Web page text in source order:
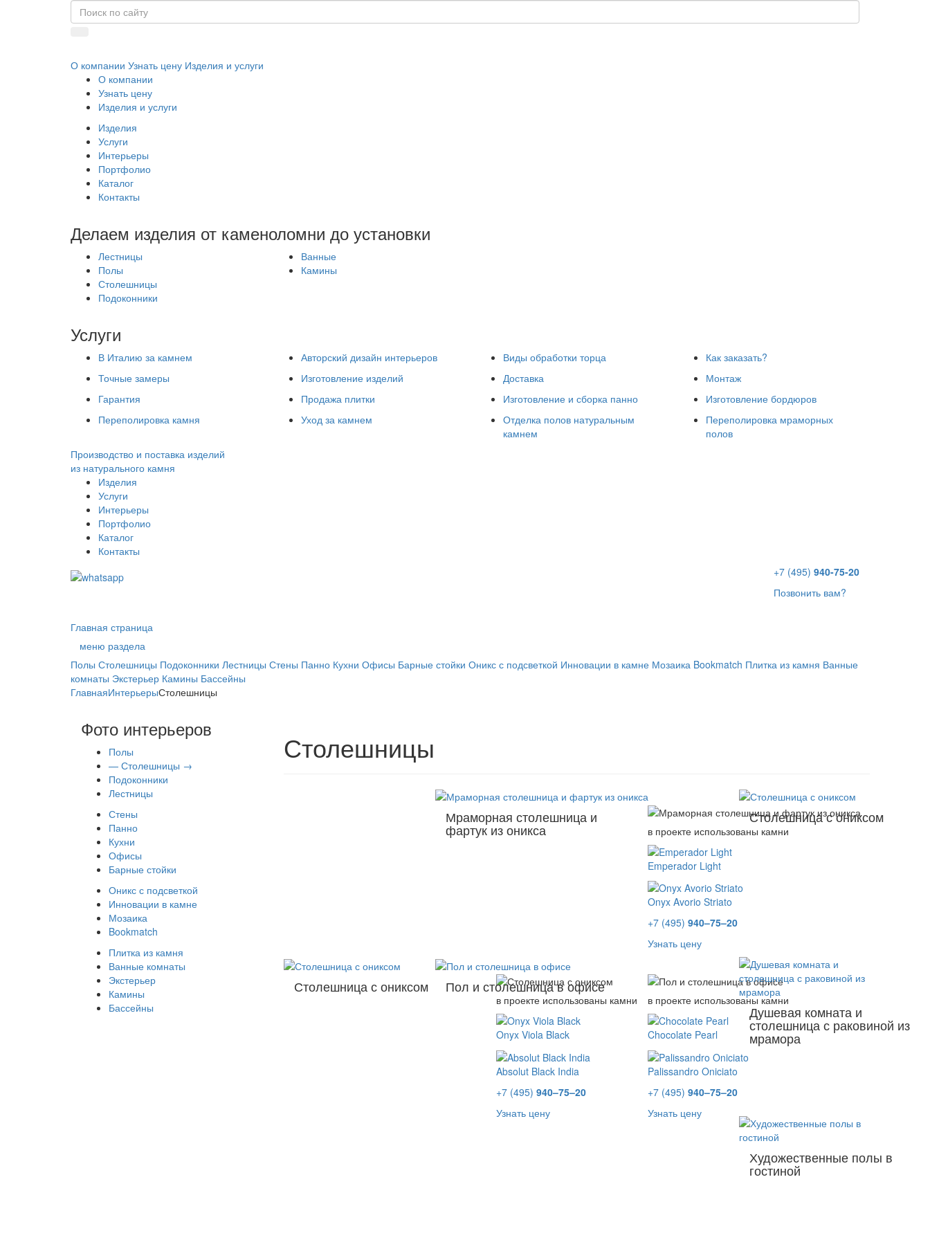
О компании Узнать цену Изделия и услуги
О компании
Узнать цену
Изделия и услуги
Изделия
Услуги
Интерьеры
Портфолио
Каталог
Контакты
Делаем изделия от каменоломни до установки
Лестницы
Полы
Столешницы
Подоконники
Ванные
Камины
Услуги
В Италию за камнем Авторский дизайн интерьеров Виды обработки торца
Как заказать?
Точные замеры
Изготовление изделий Доставка
Монтаж
Гарантия
Продажа плитки Изготовление и сборка панно
Изготовление бордюров
Переполировка камня
Уход за камнем
Отделка полов натуральным
камнем
Переполировка мраморных
полов
Производство и поставка изделий
из натурального камня
Изделия
Услуги
Интерьеры
Портфолио
Каталог
Контакты
+7 (495) 940-75-20
Позвонить вам?
Главная страница
меню раздела
Полы Столешницы Подоконники Лестницы Стены Панно Кухни Офисы Барные стойки Оникс с подсветкой Инновации в камне Мозаика Bookmatch Плитка из камня Ванные
комнаты Экстерьер Камины Бассейны
ГлавнаяИнтерьерыСтолешницы
Фото интерьеров
Полы
— Столешницы →
Подоконники
Лестницы
Стены
Панно
Кухни
Офисы
Барные стойки
Оникс с подсветкой
Инновации в камне
Мозаика
Bookmatch
Плитка из камня
Ванные комнаты
Экстерьер
Камины
Бассейны
Столешницы
Мраморная столешница и
фартук из оникса в проекте использованы камни
Emperador Light
Onyx Avorio Striato
+7 (495)940–75–20
Узнать цену
Столешница с ониксом
Столешница с ониксом
в проекте использованы камни
Onyx Viola Black
Absolut Black India
+7 (495) 940–75–20
Узнать цену
Пол и столешница в офисе
в проекте использованы камни
Chocolate Pearl
Palissandro Oniciato
+7 (495)940–75–20
Узнать цену
Душевая комната и
столешница с раковиной из
мрамора
Художественные полы в
гостиной